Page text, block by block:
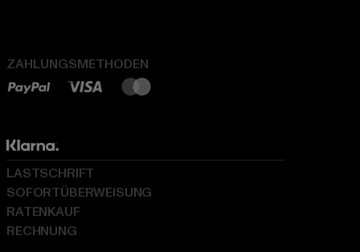
ZAHLUNGSMETHODEN
LASTSCHRIFT
SOFORTÜBERWEISUNG
RATENKAUF
RECHNUNG